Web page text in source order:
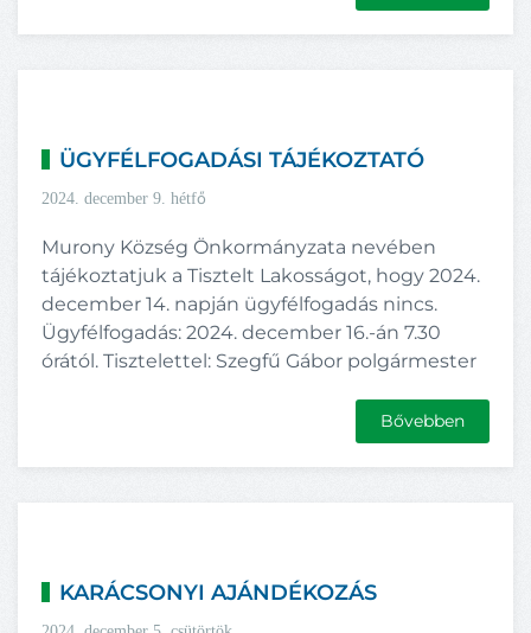
ÜGYFÉLFOGADÁSI TÁJÉKOZTATÓ
2024. december 9. hétfő
Murony Község Önkormányzata nevében
tájékoztatjuk a Tisztelt Lakosságot, hogy 2024.
december 14. napján ügyfélfogadás nincs.
Ügyfélfogadás: 2024. december 16.-án 7.30
órától. Tisztelettel: Szegfű Gábor polgármester
Bővebben
KARÁCSONYI AJÁNDÉKOZÁS